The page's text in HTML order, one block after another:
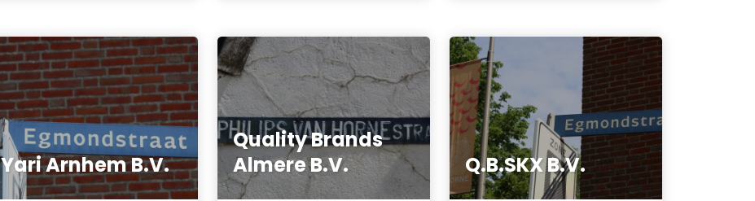
Yari Arnhem B.V.
Quality Brands
Almere B.V.
Q.B.SKX B.V.